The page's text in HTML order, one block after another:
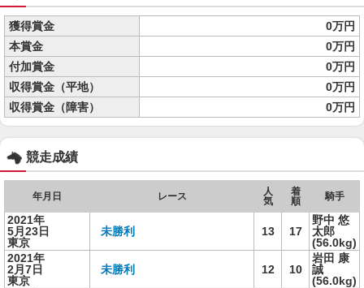
獲得賞金
0万円
本賞金
0万円
付加賞金
0万円
収得賞金（平地）
0万円
収得賞金（障害）
0万円
競走成績
年月日 レース
人
気
着
順
騎手
2021年
5月23日
東京
未勝利 13 17
野中 悠
太郎
(56.0kg)
2021年
2月7日
東京
未勝利 12 10
岩田 康
誠
(56.0kg)